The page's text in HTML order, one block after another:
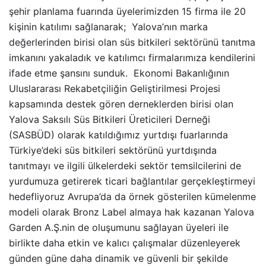
şehir planlama fuarında üyelerimizden 15 firma ile 20
kişinin katılımı sağlanarak; Yalova’nın marka
değerlerinden birisi olan süs bitkileri sektörünü tanıtma
imkanını yakaladık ve katılımcı firmalarımıza kendilerini
ifade etme şansını sunduk. Ekonomi Bakanlığının
Uluslararası Rekabetçiliğin Geliştirilmesi Projesi
kapsamında destek gören derneklerden birisi olan
Yalova Saksılı Süs Bitkileri Üreticileri Derneği
(SASBÜD) olarak katıldığımız yurtdışı fuarlarında
Türkiye’deki süs bitkileri sektörünü yurtdışında
tanıtmayı ve ilgili ülkelerdeki sektör temsilcilerini de
yurdumuza getirerek ticari bağlantılar gerçekleştirmeyi
hedefliyoruz Avrupa’da da örnek gösterilen kümelenme
modeli olarak Bronz Label almaya hak kazanan Yalova
Garden A.Ş.nin de oluşumunu sağlayan üyeleri ile
birlikte daha etkin ve kalıcı çalışmalar düzenleyerek
günden güne daha dinamik ve güvenli bir şekilde